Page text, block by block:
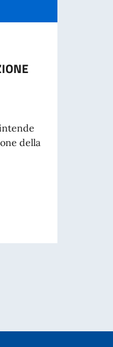
en un mundo
della
PER